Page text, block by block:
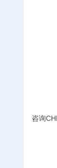
咨询